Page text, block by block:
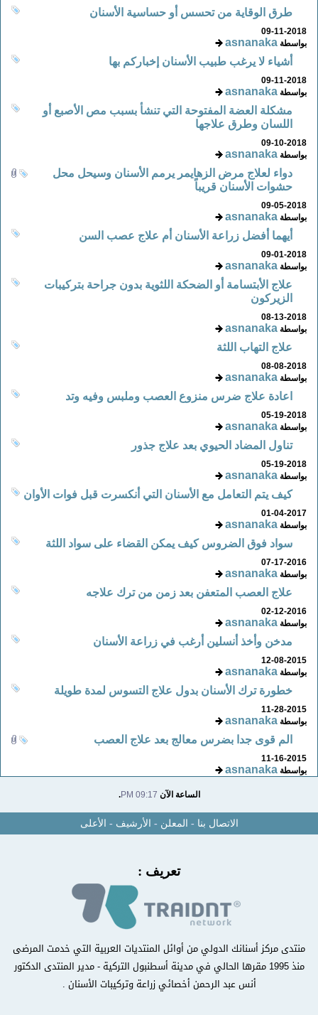
طرق الوقاية من تحسس أو حساسية الأسنان
09-11-2018
بواسطةasnanaka
أشياء لا يرغب طبيب الأسنان إخباركم بها
09-11-2018
بواسطةasnanaka
مشكلة العضة المفتوحة التي تنشأ بسبب مص الأصبع أو
اللسان وطرق علاجها
09-10-2018
بواسطةasnanaka
دواء لعلاج مرض الزهايمر يرمم الأسنان وسيحل محل
حشوات الأسنان قريباً
09-05-2018
بواسطةasnanaka
أيهما أفضل زراعة الأسنان أم علاج عصب السن
09-01-2018
بواسطةasnanaka
علاج الأبتسامة أو الضحكة اللثوية بدون جراحة بتركيبات
الزيركون
08-13-2018
بواسطةasnanaka
علاج التهاب اللثة
08-08-2018
بواسطةasnanaka
اعادة علاج ضرس منزوع العصب وملبس وفيه وتد
05-19-2018
بواسطةasnanaka
تناول المضاد الحيوي بعد علاج جذور
05-19-2018
بواسطةasnanaka
كيف يتم التعامل مع الأسنان التي أنكسرت قبل فوات الأوان
01-04-2017
بواسطةasnanaka
سواد فوق الضروس كيف يمكن القضاء على سواد اللثة
07-17-2016
بواسطةasnanaka
علاج العصب المتعفن بعد زمن من ترك علاجه
02-12-2016
بواسطةasnanaka
مدخن وأخذ أنسلين أرغب في زراعة الأسنان
12-08-2015
بواسطةasnanaka
خطورة ترك الأسنان بدول علاج التسوس لمدة طويلة
11-28-2015
بواسطةasnanaka
الم قوى جدا بضرس معالج بعد علاج العصب
11-16-2015
بواسطةasnanaka
الساعة الآن09:17 PM
.
الاتصال بنا-المعلن-الأرشيف -الأعلى
تعريف :
منتدى مركز أسنانك الدولي من أوائل المنتديات العربية التي خدمت المرضى
منذ 1995 مقرها الحالي في مدينة أسطنبول التركية - مدير المنتدى الدكتور
أنس عبد الرحمن أخصائي زراعة وتركيبات الأسنان .